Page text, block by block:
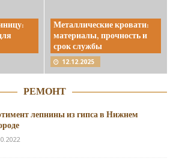
Металлические кровати:
материалы, прочность и
срок службы
12.12.2025
РЕМОНТ
лепнины из гипса в Нижнем